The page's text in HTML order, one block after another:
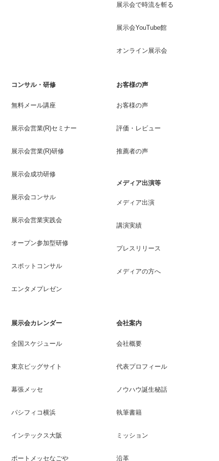
展示会で時流を斬る
展示会YouTube館
オンライン展示会
コンサル・研修
無料メール講座
展示会営業(R)セミナー
展示会営業(R)研修
展示会成功研修
展示会コンサル
展示会営業実践会
オープン参加型研修
スポットコンサル
エンタメプレゼン
お客様の声
お客様の声
評価・レビュー
推薦者の声
メディア出演等
メディア出演
講演実績
プレスリリース
メディアの方へ
展示会カレンダー
全国スケジュール
東京ビッグサイト
幕張メッセ
パシフィコ横浜
インテックス大阪
ポートメッセなごや
会社案内
会社概要
代表プロフィール
ノウハウ誕生秘話
執筆書籍
ミッション
沿革